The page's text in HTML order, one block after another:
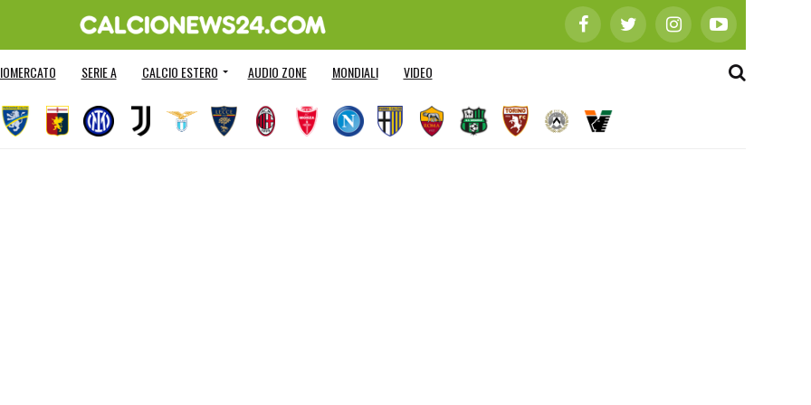
SERIE A CALCIO ESTERO AUDIO ZONE MONDIALI VIDEO